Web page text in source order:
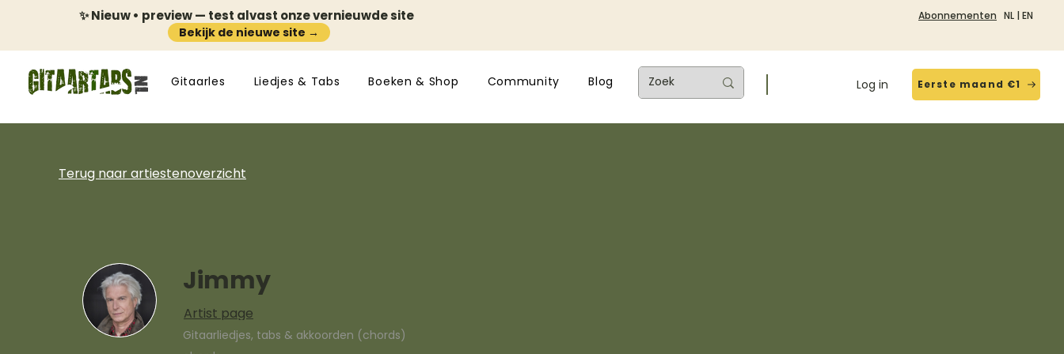
✨ Nieuw • preview — test alvast onze vernieuwde site
Bekijk de nieuwe site →
Abonnementen NL | EN
Gitaarles Liedjes & Tabs Boeken & Shop Community Blog Log in Eerste maand €1
Terug naar artiestenoverzicht
Jimmy
Artist page
Gitaarliedjes, tabs & akkoorden (chords)